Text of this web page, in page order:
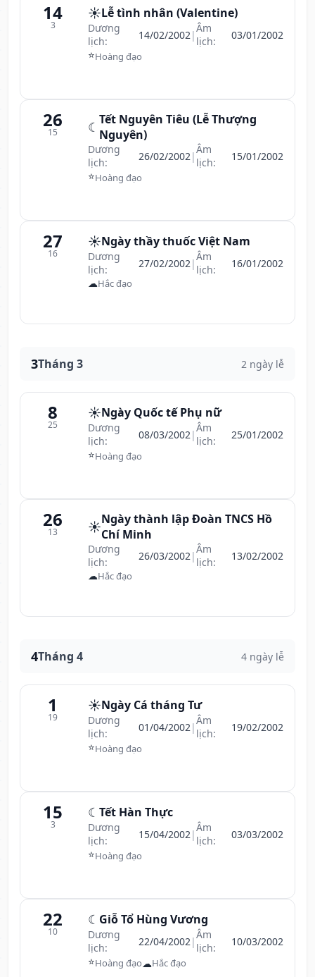
14
3
☀️Lễ tình nhân (Valentine)
Dương
lịch:
14/02/2002 |Âm
lịch:
03/01/2002
⭐Hoàng đạo
26
15 ☾ Tết Nguyên Tiêu (Lễ Thượng
Nguyên)
Dương
lịch:
26/02/2002 |Âm
lịch:
15/01/2002
⭐Hoàng đạo
27
16
☀️Ngày thầy thuốc Việt Nam
Dương
lịch:
27/02/2002 |Âm
lịch:
16/01/2002
☁Hắc đạo
3Tháng 3 2 ngày lễ
8
25
☀️Ngày Quốc tế Phụ nữ
Dương
lịch:
08/03/2002 |Âm
lịch:
25/01/2002
⭐Hoàng đạo
26
13 ☀️Ngày thành lập Đoàn TNCS Hồ
Chí Minh
Dương
lịch:
26/03/2002 |Âm
lịch:
13/02/2002
☁Hắc đạo
4Tháng 4 4 ngày lễ
1
19
☀️Ngày Cá tháng Tư
Dương
lịch:
01/04/2002 |Âm
lịch:
19/02/2002
⭐Hoàng đạo
15
3
☾ Tết Hàn Thực
Dương
lịch:
15/04/2002 |Âm
lịch:
03/03/2002
⭐Hoàng đạo
22
10
☾ Giỗ Tổ Hùng Vương
Dương
lịch:
22/04/2002 |Âm
lịch:
10/03/2002
⭐Hoàng đạo☁Hắc đạo